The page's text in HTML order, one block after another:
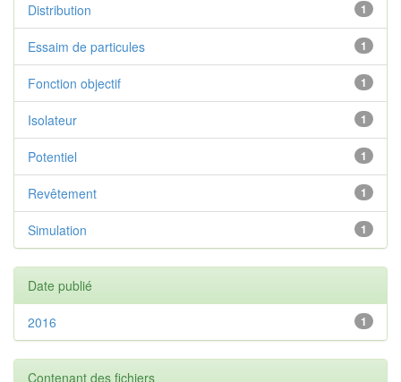
1
Distribution
1
Essaim de particules
1
Fonction objectif
1
Isolateur
1
Potentiel
1
Revêtement
1
Simulation
Date publié
1
2016
Contenant des fichiers